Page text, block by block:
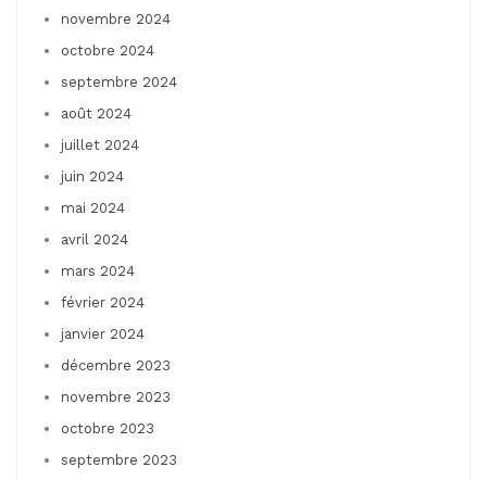
novembre 2024
octobre 2024
septembre 2024
août 2024
juillet 2024
juin 2024
mai 2024
avril 2024
mars 2024
février 2024
janvier 2024
décembre 2023
novembre 2023
octobre 2023
septembre 2023